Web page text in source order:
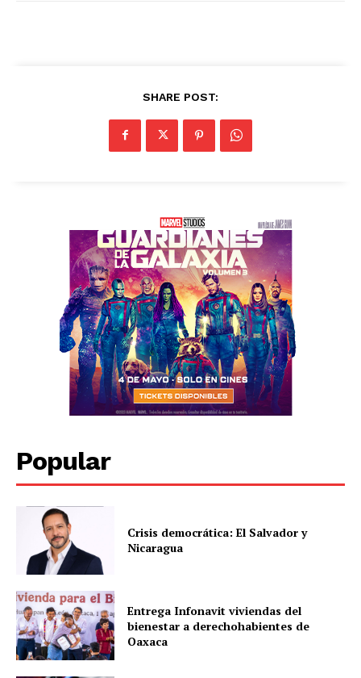
SHARE POST:
Popular
Crisis democrática: El Salvador y
Nicaragua
Entrega Infonavit viviendas del
bienestar a derechohabientes de
Oaxaca